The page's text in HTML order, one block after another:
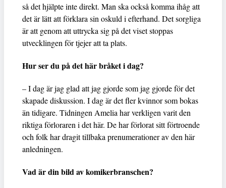
så det hjälpte inte direkt. Man ska också komma ihåg att
det är lätt att förklara sin oskuld i efterhand. Det sorgliga
är att genom att uttrycka sig på det viset stoppas
utvecklingen för tjejer att ta plats.
Hur ser du på det här bråket i dag?
– I dag är jag glad att jag gjorde som jag gjorde för det
skapade diskussion. I dag är det fler kvinnor som bokas
än tidigare. Tidningen Amelia har verkligen varit den
riktiga förloraren i det här. De har förlorat sitt förtroende
och folk har dragit tillbaka prenumerationer av den här
anledningen.
Vad är din bild av komikerbranschen?